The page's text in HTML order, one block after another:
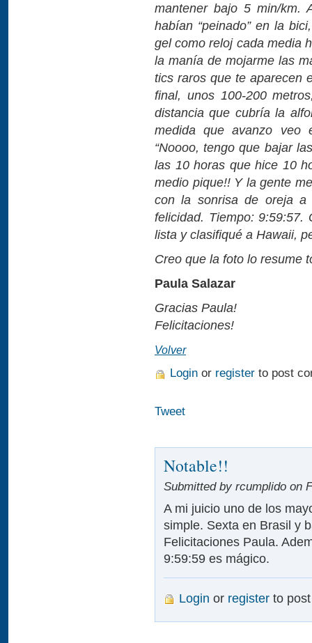
mantener bajo 5 min/km.
habían “peinado” en la
gel como reloj cada media
la manía de mojarme las
tics raros que te aparecen
final, unos 100-200
distancia que cubría la
medida que avanzo veo
“Noooo, tengo que bajar
las 10 horas que hice 10
medio pique!! Y la gente
con la sonrisa de oreja a
felicidad. Tiempo: 9:59:57.
lista y clasifiqué a Hawaii,
Creo que la foto lo resume
Paula Salazar
Gracias Paula!
Felicitaciones!
Volver
Login or register to post
Tweet
Notable!!
Submitted by rcumplido on
A mi juicio uno de los
simple. Sexta en Brasil y
Felicitaciones Paula.
9:59:59 es mágico.
Login or register to